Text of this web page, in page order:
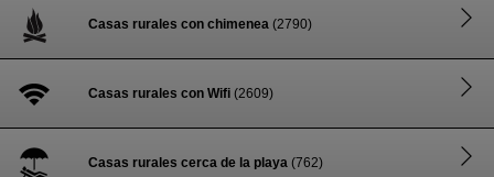
Casas rurales con chimenea (2790)
Casas rurales con Wifi (2609)
Casas rurales cerca de la playa (762)